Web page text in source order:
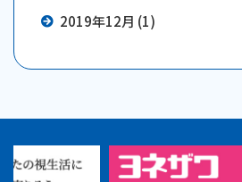
2019年12月 (1)